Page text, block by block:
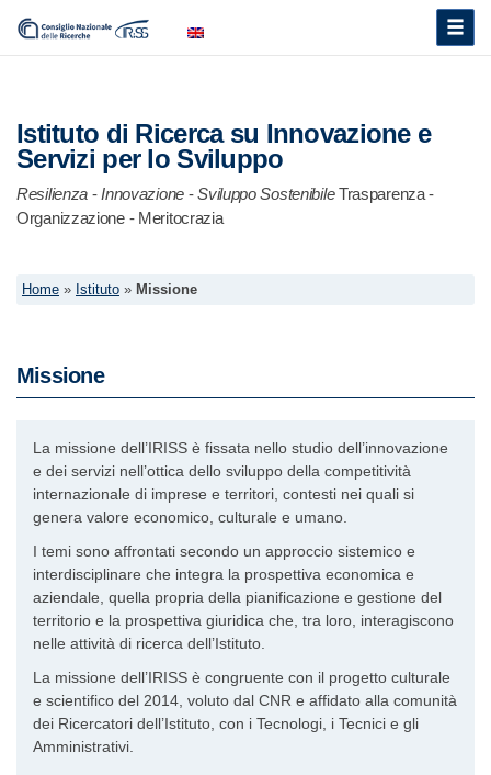
Toggle
Istituto di Ricerca su Innovazione e
Servizi per lo Sviluppo
Resilienza -Innovazione-Sviluppo Sostenibile Trasparenza -
Organizzazione - Meritocrazia
Home » Istituto » Missione
Missione
La missione dell’IRISS è fissata nello studio dell’innovazione
e dei servizi nell’ottica dello sviluppo della competitività
internazionale di imprese e territori, contesti nei quali si
genera valore economico, culturale e umano.
I temi sono affrontati secondo un approccio sistemico e
interdisciplinare che integra la prospettiva economica e
aziendale, quella propria della pianificazione e gestione del
territorio e la prospettiva giuridica che, tra loro, interagiscono
nelle attività di ricerca dell’Istituto.
La missione dell’IRISS è congruente con il progetto culturale
e scientifico del 2014, voluto dal CNR e affidato alla comunità
dei Ricercatori dell’Istituto, con i Tecnologi, i Tecnici e gli
Amministrativi.